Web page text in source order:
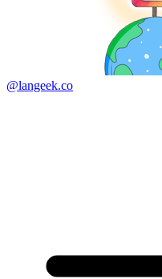
@langeek.co